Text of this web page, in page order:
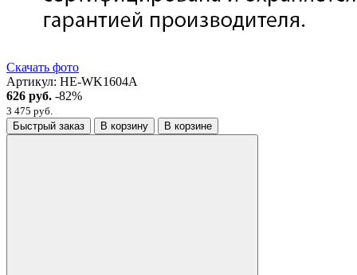
Скачать фото
Артикул: HE-WK1604A
626 руб. -82%
3 475 руб.
Быстрый заказ
В корзину В корзине